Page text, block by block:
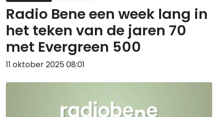
Radio Bene een week lang in
het teken van de jaren 70
met Evergreen 500
11 oktober 2025 08:01